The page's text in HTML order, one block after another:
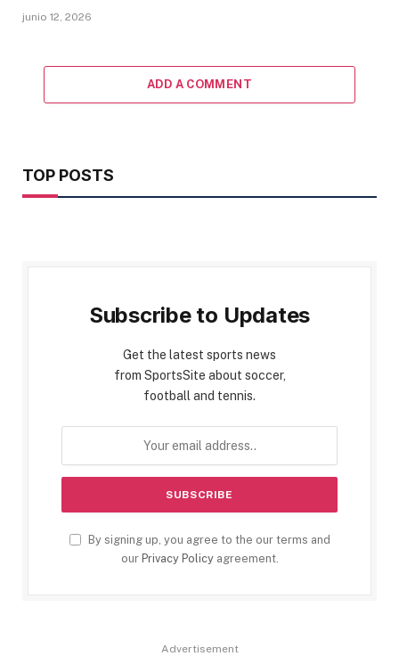
junio 12, 2026
ADD A COMMENT
TOP POSTS
Subscribe to Updates
Get the latest sports news
from SportsSite about soccer,
football and tennis.
By signing up, you agree to the our terms and
our Privacy Policyagreement.
Advertisement